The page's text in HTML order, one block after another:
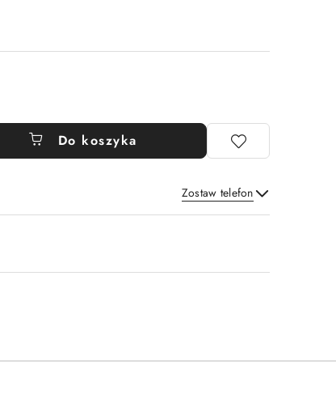
Do koszyka
Zostaw telefon
Wyślij